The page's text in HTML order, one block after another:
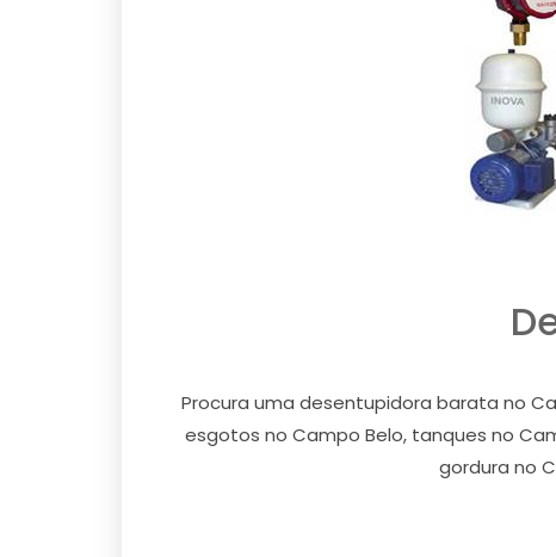
Procura uma desentupidora barata no
esgotos no Campo Belo, tanques no
gordura no